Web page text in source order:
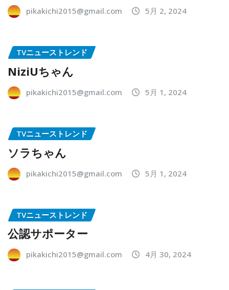
pikakichi2015@gmail.com 5月 2, 2024
TVニューストレンド
NiziUちゃん
pikakichi2015@gmail.com 5月 1, 2024
TVニューストレンド
ソラちゃん
pikakichi2015@gmail.com 5月 1, 2024
TVニューストレンド
公認サポーター
pikakichi2015@gmail.com 4月 30, 2024